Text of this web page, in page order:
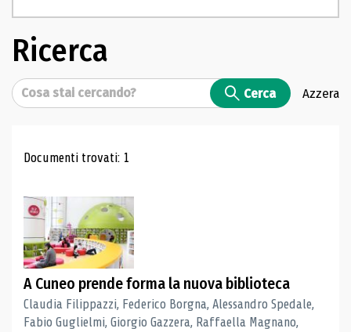
Ricerca
Cerca Cerca Azzera
Risultati di ricerca
Documenti trovati: 1
A Cuneo prende forma la nuova biblioteca
Claudia Filippazzi, Federico Borgna, Alessandro Spedale,
Fabio Guglielmi, Giorgio Gazzera, Raffaella Magnano,